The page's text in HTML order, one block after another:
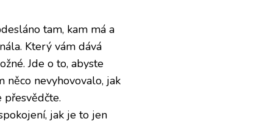
tam, kam má a
Který vám dává
Jde o to, abyste
něco nevyhovovalo, jak
přesvědčte.
jak je to jen